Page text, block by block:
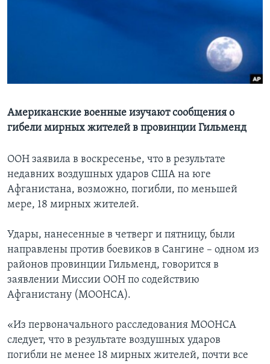
Языки
Американские военные изучают сообщения о
гибели мирных жителей в провинции Гильменд
ООН заявила в воскресенье, что в результате
недавних воздушных ударов США на юге
Афганистана, возможно, погибли, по меньшей
мере, 18 мирных жителей.
Удары, нанесенные в четверг и пятницу, были
направлены против боевиков в Сангине – одном из
районов провинции Гильменд, говорится в
заявлении Миссии ООН по содействию
Афганистану (МООНСА).
«Из первоначального расследования МООНСА
следует, что в результате воздушных ударов
погибли не менее 18 мирных жителей, почти все